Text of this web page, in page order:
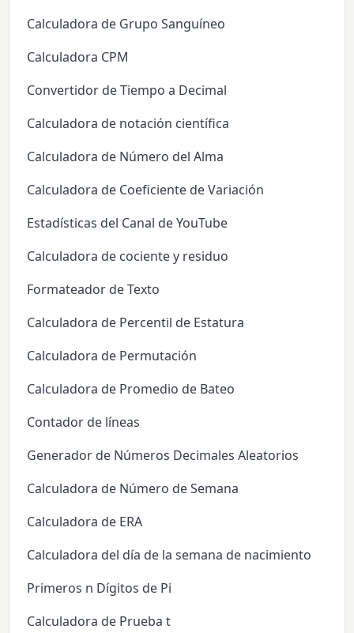
Calculadora de Grupo Sanguíneo
Calculadora CPM
Convertidor de Tiempo a Decimal
Calculadora de notación científica
Calculadora de Número del Alma
Calculadora de Coeficiente de Variación
Estadísticas del Canal de YouTube
Calculadora de cociente y residuo
Formateador de Texto
Calculadora de Percentil de Estatura
Calculadora de Permutación
Calculadora de Promedio de Bateo
Contador de líneas
Generador de Números Decimales Aleatorios
Calculadora de Número de Semana
Calculadora de ERA
Calculadora del día de la semana de nacimiento
Primeros n Dígitos de Pi
Calculadora de Prueba t